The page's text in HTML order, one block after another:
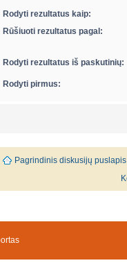
Rodyti rezultatus kaip:
Rūšiuoti rezultatus pagal:
Rodyti rezultatus iš paskutinių:
Rodyti pirmus:
Pagrindinis diskusijų puslapis